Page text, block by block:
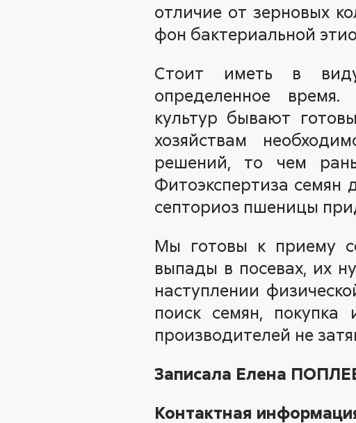
отличие от зерновых
фон бактериальной
Стоит иметь в
определенное время.
культур бывают
хозяйствам
решений, то чем
Фитоэкспертиза семян
септориоз пшеницы
Мы готовы к приему
выпады в посевах, их
наступлении
поиск семян,
производителей не
Записала Елена
Контактная